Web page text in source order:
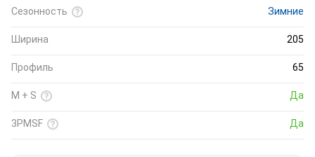
Сезонность Зимние
Ширина 205
Профиль 65
M + S Да
3PMSF Да